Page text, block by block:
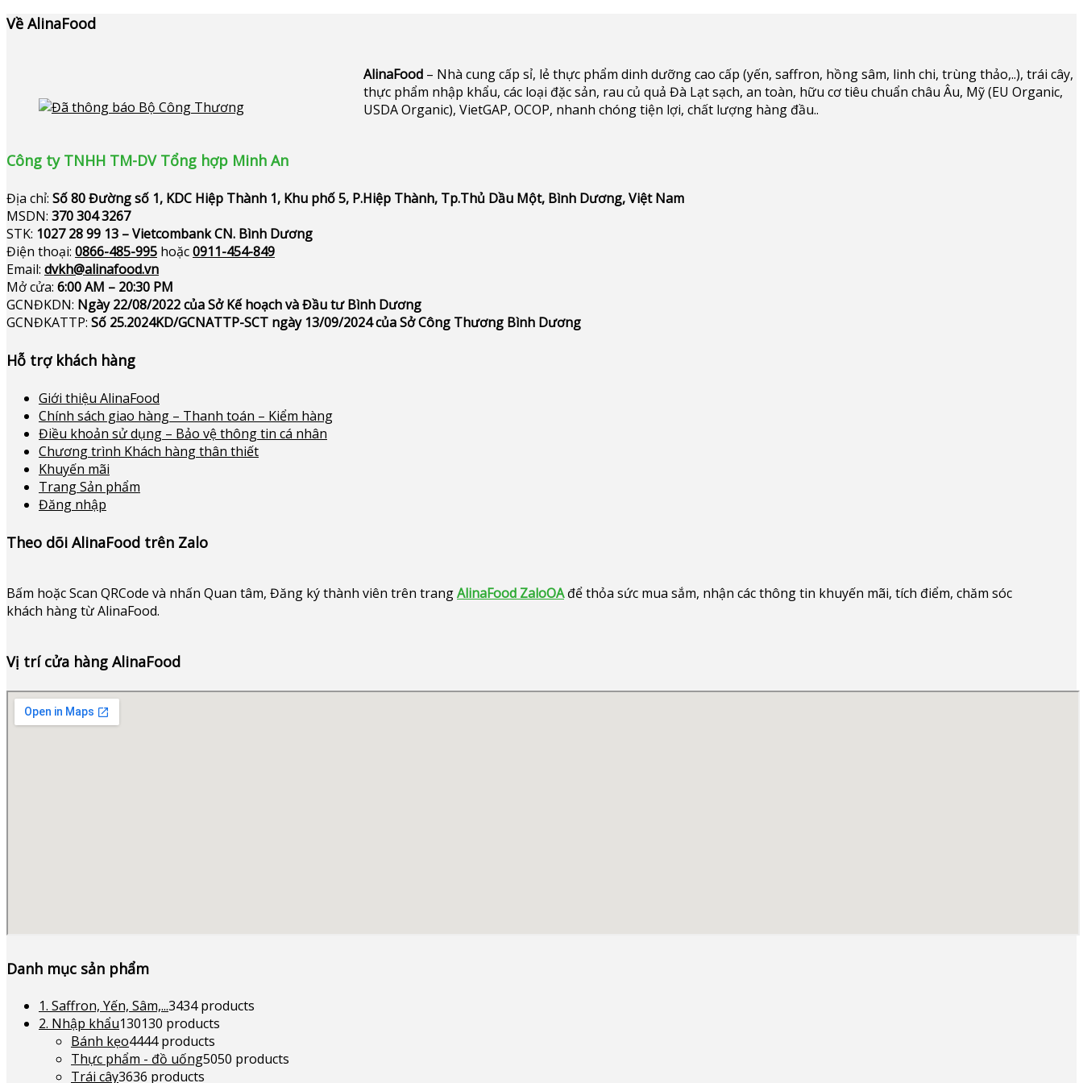
Về AlinaFood
AlinaFood– Nhà cung cấp sỉ, lẻ thực phẩm dinh dưỡng cao cấp (yến, saffron, hồng sâm, linh chi, trùng thảo,..), trái cây,
thực phẩm nhập khẩu, các loại đặc sản, rau củ quả Đà Lạt sạch, an toàn, hữu cơ tiêu chuẩn châu Âu, Mỹ (EU Organic,
USDA Organic), VietGAP, OCOP, nhanh chóng tiện lợi, chất lượng hàng đầu..
Công ty TNHH TM-DV Tổng hợp Minh An
Địa chỉ: Số 80 Đường số 1, KDC Hiệp Thành 1, Khu phố 5, P.Hiệp Thành, Tp.Thủ Dầu Một, Bình Dương, Việt Nam
MSDN: 370 304 3267
STK: 1027 28 99 13 – Vietcombank CN. Bình Dương
Điện thoại: 0866-485-995 hoặc0911-454-849
Email: dvkh@alinafood.vn
Mở cửa: 6:00 AM – 20:30 PM
GCNĐKDN: Ngày 22/08/2022 của Sở Kế hoạch và Đầu tư Bình Dương
GCNĐKATTP: Số 25.2024KD/GCNATTP-SCT ngày 13/09/2024 của Sở Công Thương Bình Dương
Hỗ trợ khách hàng
Giới thiệu AlinaFood
Chính sách giao hàng – Thanh toán – Kiểm hàng
Điều khoản sử dụng – Bảo vệ thông tin cá nhân
Chương trình Khách hàng thân thiết
Khuyến mãi
Trang Sản phẩm
Đăng nhập
Theo dõi AlinaFood trên Zalo
Bấm hoặcScan QRCode và nhấn Quan tâm, Đăng ký thành viên trên trangAlinaFood ZaloOAđể thỏa sức mua sắm, nhận các thông tin khuyến mãi, tích điểm, chăm sóc
khách hàng từ AlinaFood.
Vị trí cửa hàng AlinaFood
Danh mục sản phẩm
1. Saffron, Yến, Sâm,...3434 products
2. Nhập khẩu130130 products
Bánh kẹo4444 products
Thực phẩm - đồ uống5050 products
Trái cây3636 products